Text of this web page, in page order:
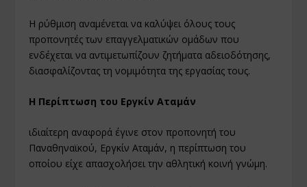
Η ρύθμιση αναμένεται να καλύψει όλους τους
προπονητές των επαγγελματικών ομάδων που
ενδέχεται να αντιμετωπίζουν ζητήματα αδειοδότησης,
διασφαλίζοντας τη νομιμότητα της εργασίας τους.
Η Περίπτωση του Εργκίν Αταμάν
ιδιαίτερη αναφορά έγινε στον προπονητή του
Παναθηναϊκού, Εργκίν Αταμάν, η περίπτωση του
οποίου είχε απασχολήσει την αθλητική κοινή γνώμη.